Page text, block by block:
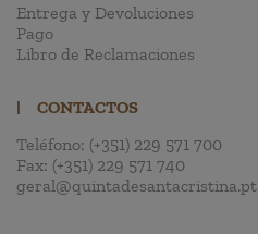
Entrega y Devoluciones
Pago
Libro de Reclamaciones
|
CONTACTOS
Teléfono: (+351) 229 571 700
Fax: (+351) 229 571 740
geral@quintadesantacristina.pt